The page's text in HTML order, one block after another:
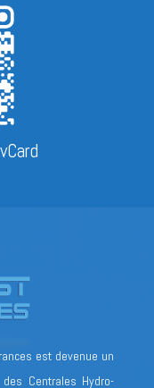
est devenue un
Centrales Hydro-